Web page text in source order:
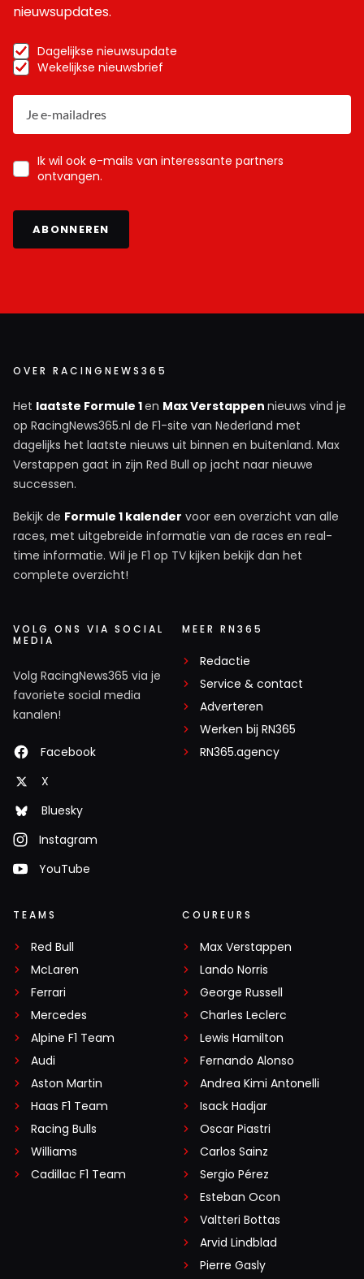
nieuwsupdates.
Dagelijkse nieuwsupdate
Wekelijkse nieuwsbrief
Ik wil ook e-mails van interessante partners
ontvangen.
ABONNEREN
OVER RACINGNEWS365
Het laatste Formule 1en Max Verstappen nieuws vind je
op RacingNews365.nl de F1-site van Nederland met
dagelijks het laatste nieuws uit binnen en buitenland. Max
Verstappen gaat in zijn Red Bull op jacht naar nieuwe
successen.
Bekijk de Formule 1 kalender voor een overzicht van alle
races, met uitgebreide informatie van de races en real-
time informatie. Wil je F1 op TV kijken bekijk dan het
complete overzicht!
VOLG ONS VIA SOCIAL
MEDIA
Volg RacingNews365 via je
favoriete social media
kanalen!
Facebook
X
Bluesky
Instagram
YouTube
MEER RN365
Redactie
Service & contact
Adverteren
Werken bij RN365
RN365.agency
TEAMS
Red Bull
McLaren
Ferrari
Mercedes
Alpine F1 Team
Audi
Aston Martin
Haas F1 Team
Racing Bulls
Williams
Cadillac F1 Team
COUREURS
Max Verstappen
Lando Norris
George Russell
Charles Leclerc
Lewis Hamilton
Fernando Alonso
Andrea Kimi Antonelli
Isack Hadjar
Oscar Piastri
Carlos Sainz
Sergio Pérez
Esteban Ocon
Valtteri Bottas
Arvid Lindblad
Pierre Gasly